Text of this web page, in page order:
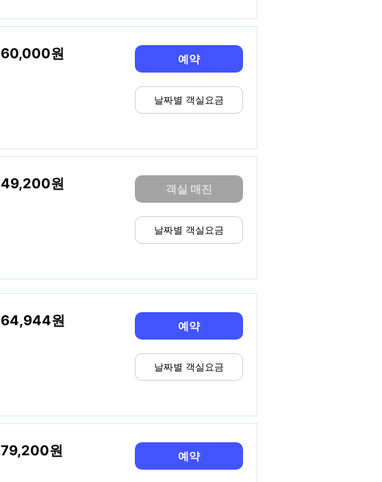
60,000 예약
날짜별 객실요금
49,200 객실 매진
날짜별 객실요금
64,944 예약
날짜별 객실요금
79,200 예약